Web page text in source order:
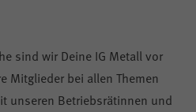
sind wir Deine IG Metall vor
Mitglieder bei allen Themen
unseren Betriebsrätinnen und